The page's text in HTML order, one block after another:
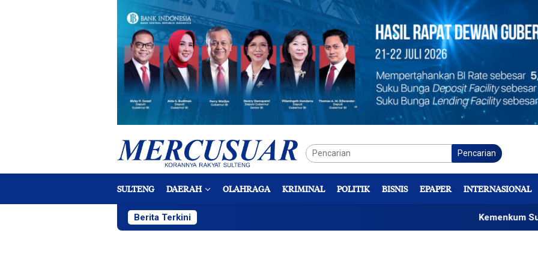
Pencarian
SULTENG DAERAH OLAHRAGA KRIMINAL POLITIK BISNIS EPAPER INTERNASIONAL
Berita Terkini Kemenkum Sulteng